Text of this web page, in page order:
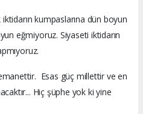
kumpaslarına dün boyun
eğmiyoruz. Siyaseti iktidarın
Esas güç millettir ve en
Hiç şüphe yok ki yine